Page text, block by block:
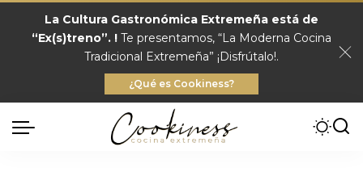
La Cultura Gastronómica Extremeña está de
“Ex(s)treno”. ! Te presentamos, “La Moderna Cocina
Tradicional Extremeña” ¡Disfrútalo!.
¿Qué es Cookiness?